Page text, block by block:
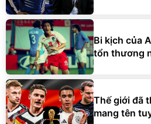
Bi kịch của
tổn thương
Thế giới đã
mang tên